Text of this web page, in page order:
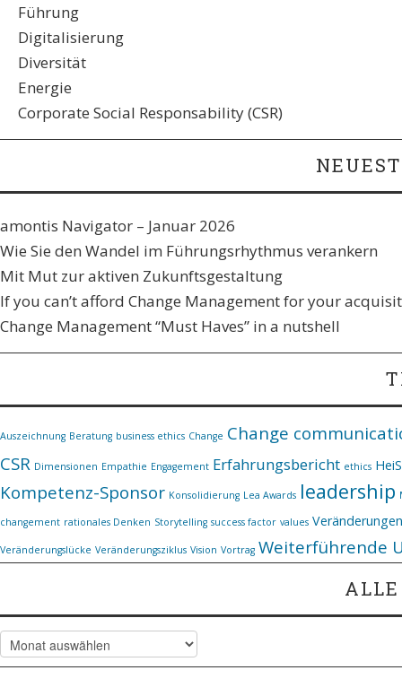
Führung
Digitalisierung
Diversität
Energie
Corporate Social Responsability (CSR)
amontis Navigator – Januar 2026
Wie Sie den Wandel im Führungsrhythmus verankern​
Mit Mut zur aktiven Zukunftsgestaltung
If you can’t afford Change Management for your
Change Management “Must Haves” in a nutshell
Auszeichnung Beratung business ethics Change Change
CSR Dimensionen Empathie Engagement Erfahrungsbericht ethics
Kompetenz-Sponsor Konsolidierung Lea Awards leadership
changement rationales Denken Storytelling success factor values Veränderungen
Veränderungslücke Veränderungsziklus Vision Vortrag Weiterführende
Alle Artikel